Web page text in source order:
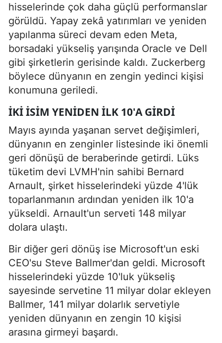
hisselerinde çok daha güçlü performanslar
görüldü. Yapay zekâ yatırımları ve yeniden
yapılanma süreci devam eden Meta,
borsadaki yükseliş yarışında Oracle ve Dell
gibi şirketlerin gerisinde kaldı. Zuckerberg
böylece dünyanın en zengin yedinci kişisi
konumuna geriledi.
İKI ISIM YENIDEN ILK 10'A GIRDI
Mayıs ayında yaşanan servet değişimleri,
dünyanın en zenginler listesinde iki önemli
geri dönüşü de beraberinde getirdi. Lüks
tüketim devi LVMH'nin sahibi Bernard
Arnault, şirket hisselerindeki yüzde 4'lük
toparlanmanın ardından yeniden ilk 10'a
yükseldi. Arnault'un serveti 148 milyar
dolara ulaştı.
Bir diğer geri dönüş ise Microsoft'un eski
CEO'su Steve Ballmer'dan geldi. Microsoft
hisselerindeki yüzde 10'luk yükseliş
sayesinde servetine 11 milyar dolar ekleyen
Ballmer, 141 milyar dolarlık servetiyle
yeniden dünyanın en zengin 10 kişisi
arasına girmeyi başardı.